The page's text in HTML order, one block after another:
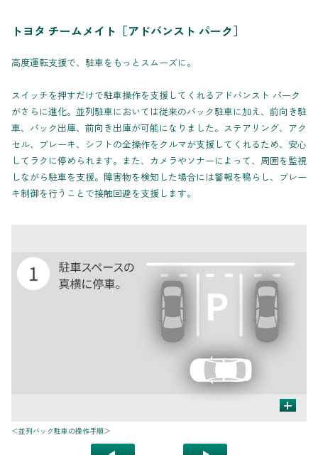
トヨタ チームメイト［アドバンスト パーク］
高度運転支援で、駐車をもっとスムーズに。
スイッチを押すだけで駐車操作を支援してくれるアドバンスト パーク
がさらに進化。並列駐車においては従来のバック駐車に加え、前向き駐
車、バック出庫、前向き出庫が可能になりました。ステアリング、アク
セル、ブレーキ、シフトの全操作をクルマが支援してくれるため、安心
してラクに停められます。また、カメラやソナーによって、周囲を監視
しながら駐車を支援。障害物を検知した場合には警報を鳴らし、ブレー
キ制御を行うことで接触回避を支援します。
+
＜並列バック駐車の操作手順＞